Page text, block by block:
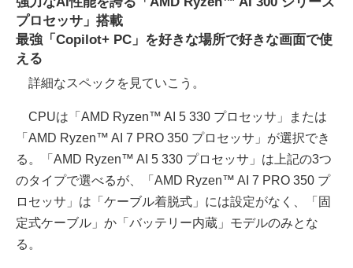
プロセッサ」搭載
最強「Copilot+ PC」を好きな場所で好きな画面で使
える
詳細なスペックを見ていこう。
CPUは「AMD Ryzen™ AI 5 330 プロセッサ」または
「AMD Ryzen™ AI 7 PRO 350 プロセッサ」が選択でき
る。「AMD Ryzen™ AI 5 330 プロセッサ」は上記の3つ
のタイプで選べるが、「AMD Ryzen™ AI 7 PRO 350 プ
ロセッサ」は「ケーブル着脱式」には設定がなく、「固
定式ケーブル」か「バッテリー内蔵」モデルのみとな
る。